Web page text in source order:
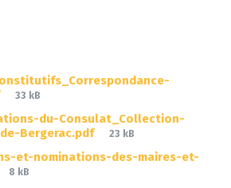
File
33 kB
du-Consulat_Collection-
Bergerac.pdf
File
23 kB
et-nominations-des-maires-et-
File
8 kB